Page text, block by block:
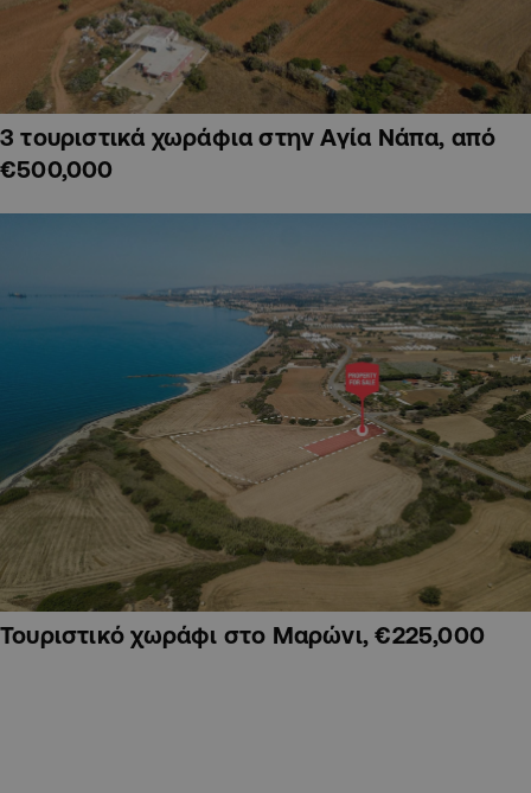
3 τουριστικά χωράφια στην Αγία Νάπα, από
€500,000
Τουριστικό χωράφι στο Μαρώνι, €225,000